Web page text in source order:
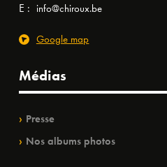
E : info@chiroux.be
Google map
Médias
Presse
Nos albums photos